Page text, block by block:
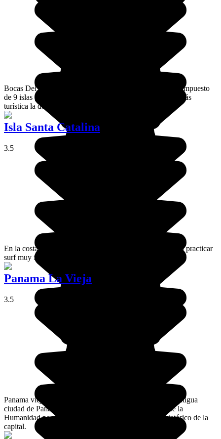
Bocas Del Toro es un pequeño archipiélago del Caribe compuesto
de 9 islas principales muy diferentes cada una, siendo la más
turística la de Colón.
Isla Santa Catalina
3.5
En la costa del Pacífico, Santa Catalina es un espacio para practicar
surf muy famoso en todo Panamá.
Panama La Vieja
3.5
Panama viejo es el nombre que reciben las ruinas de la antigua
ciudad de Panamá. Sitio declarado como Patrimonio de la
Humanidad por la UNESCO, nos cuenta el pasado histórico de la
capital.